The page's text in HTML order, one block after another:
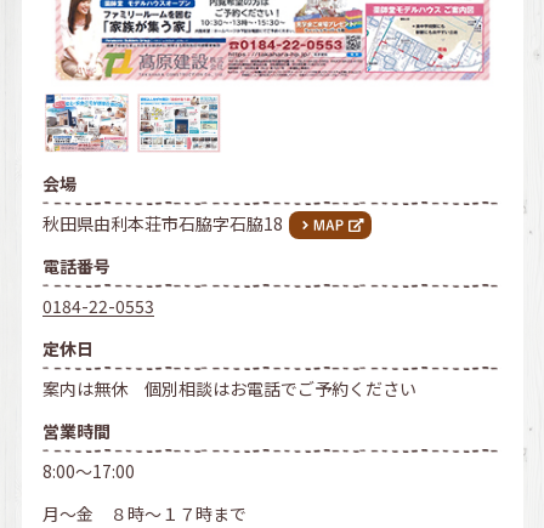
会場
秋田県由利本荘市石脇字石脇18
電話番号
0184-22-0553
定休日
案内は無休 個別相談はお電話でご予約ください
営業時間
8:00～17:00
月～金 ８時～１７時まで